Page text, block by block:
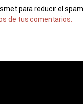
para reducir el spam.
de tus comentarios.